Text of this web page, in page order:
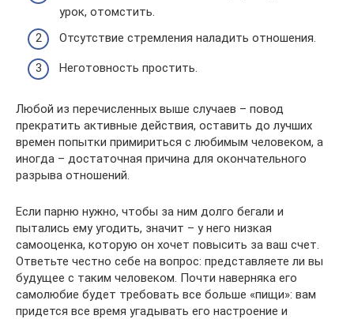
урок, отомстить.
Отсутствие стремления наладить отношения.
Неготовность простить.
Любой из перечисленных выше случаев – повод
прекратить активные действия, оставить до лучших
времен попытки примириться с любимым человеком, а
иногда – достаточная причина для окончательного
разрыва отношений.
Если парню нужно, чтобы за ним долго бегали и
пытались ему угодить, значит – у него низкая
самооценка, которую он хочет повысить за ваш счет.
Ответьте честно себе на вопрос: представляете ли вы
будущее с таким человеком. Почти наверняка его
самолюбие будет требовать все больше «пищи»: вам
придется все время угадывать его настроение и